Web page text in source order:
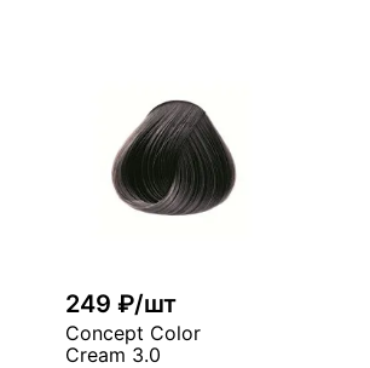
249 ₽/шт
Concept Color
Cream 3.0